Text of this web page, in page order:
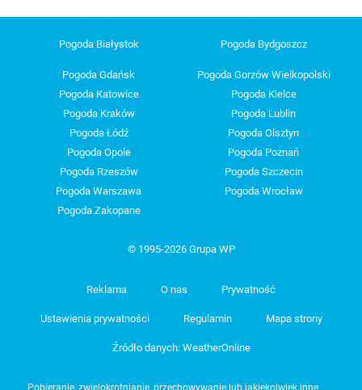
Pogoda Białystok Pogoda Bydgoszcz
Pogoda Gdańsk
Pogoda Gorzów Wielkopolski
Pogoda Katowice
Pogoda Kielce
Pogoda Kraków
Pogoda Lublin
Pogoda Łódź
Pogoda Olsztyn
Pogoda Opole
Pogoda Poznań
Pogoda Rzeszów
Pogoda Szczecin
Pogoda Warszawa
Pogoda Wrocław
Pogoda Zakopane
© 1995-2026 Grupa WP
Reklama O nas Prywatność
Ustawienia prywatności Regulamin Mapa strony
Źródło danych: WeatherOnline
Pobieranie, zwielokrotnianie, przechowywanie lub jakiekolwiek inne